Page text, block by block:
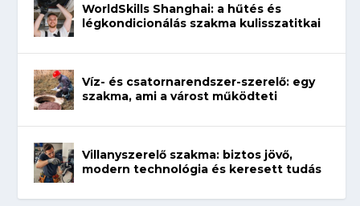
WorldSkills Shanghai: a hűtés és
légkondicionálás szakma kulisszatitkai
Víz- és csatornarendszer-szerelő: egy
szakma, ami a várost működteti
Villanyszerelő szakma: biztos jövő,
modern technológia és keresett tudás